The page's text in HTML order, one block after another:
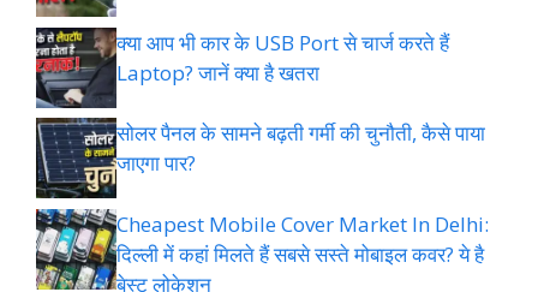
क्या आप भी कार के USB Port से चार्ज करते हैं
Laptop? जानें क्या है खतरा
सोलर पैनल के सामने बढ़ती गर्मी की चुनौती, कैसे पाया
जाएगा पार?
Cheapest Mobile Cover Market In Delhi:
दिल्ली में कहां मिलते हैं सबसे सस्ते मोबाइल कवर? ये है
बेस्ट लोकेशन